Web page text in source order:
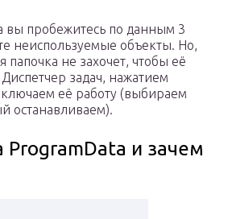
вы пробежитесь по данным 3
неиспользуемые объекты. Но,
папочка не захочет, чтобы её
задач, нажатием
её работу (выбираем
останавливаем).
ProgramData и зачем